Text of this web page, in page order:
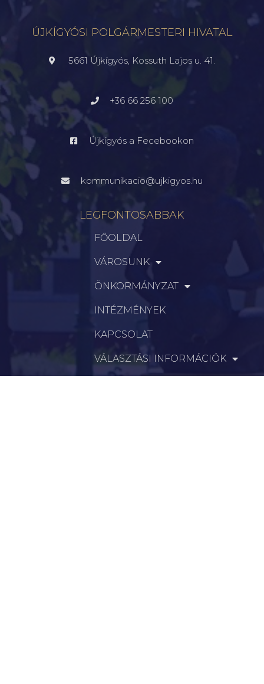
ÚJKÍGYÓSI POLGÁRMESTERI HIVATAL
5661 Újkígyós, Kossuth Lajos u. 41.
+36 66 256 100
Újkígyós a Fecebookon
kommunikacio@ujkigyos.hu
LEGFONTOSABBAK
FŐOLDAL
VÁROSUNK
ÖNKORMÁNYZAT
INTÉZMÉNYEK
KAPCSOLAT
VÁLASZTÁSI INFORMÁCIÓK